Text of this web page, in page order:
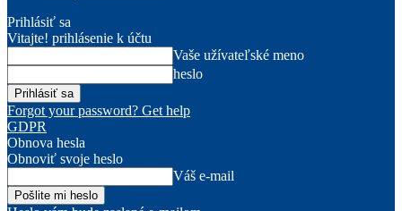
Prihlásiť sa
Vitajte! prihlásenie k účtu
Vaše užívateľské meno
heslo
Forgot your password? Get help
GDPR
Obnova hesla
Obnoviť svoje heslo
Váš e-mail